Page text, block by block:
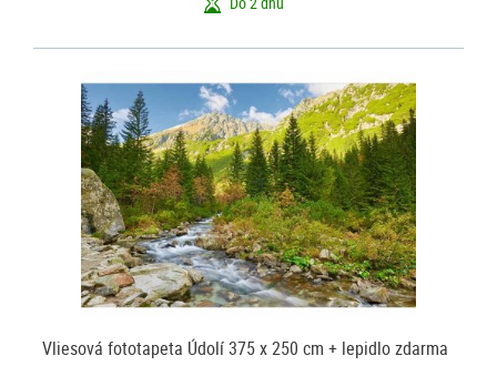
Vliesová fototapeta Údolí 375 x 250 cm + lepidlo zdarma